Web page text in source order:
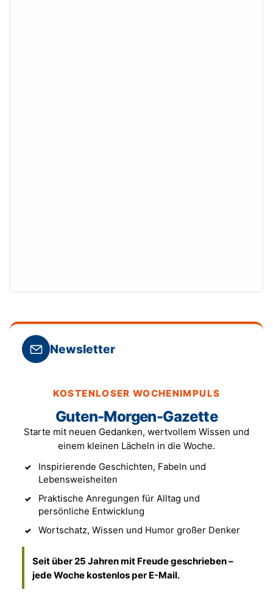
Newsletter
KOSTENLOSER WOCHENIMPULS
Guten-Morgen-Gazette
Starte mit neuen Gedanken, wertvollem Wissen und
einem kleinen Lächeln in die Woche.
Inspirierende Geschichten, Fabeln und
Lebensweisheiten
Praktische Anregungen für Alltag und
persönliche Entwicklung
Wortschatz, Wissen und Humor großer Denker
Seit über 25 Jahren mit Freude geschrieben –
jede Woche kostenlos per E-Mail.